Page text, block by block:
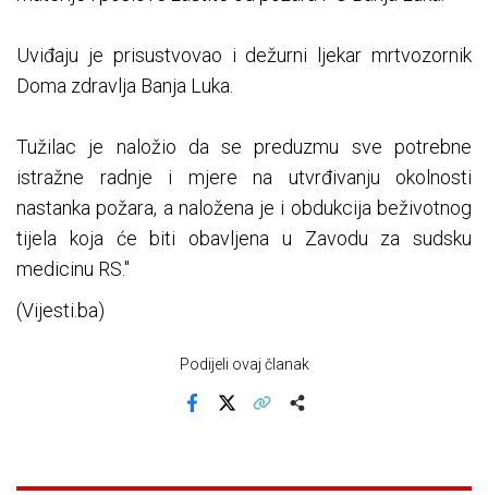
Uviđaju je prisustvovao i dežurni ljekar mrtvozornik
Doma zdravlja Banja Luka.
Tužilac je naložio da se preduzmu sve potrebne
istražne radnje i mjere na utvrđivanju okolnosti
nastanka požara, a naložena je i obdukcija beživotnog
tijela koja će biti obavljena u Zavodu za sudsku
medicinu RS."
(Vijesti.ba)
Podijeli ovaj članak